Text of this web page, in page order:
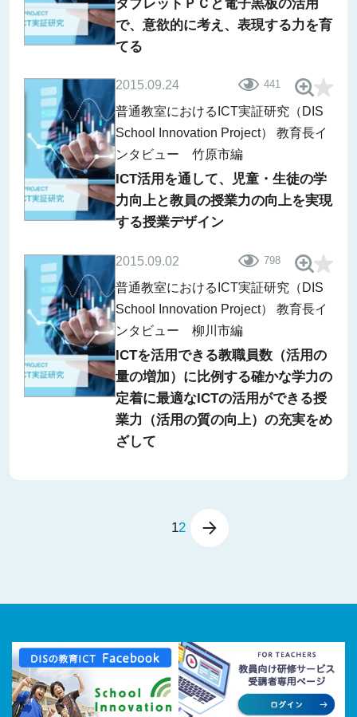
タブレットＰＣと電子黒板の活用
で、意欲的に考え、表現する力を育
てる
2015.09.24 441
普通教室におけるICT実証研究（DIS
School Innovation Project） 教育長イ
ンタビュー 竹原市編
ICT活用を通して、児童・生徒の学
力向上と教員の授業力の向上を実現
する授業デザイン
2015.09.02 798
普通教室におけるICT実証研究（DIS
School Innovation Project） 教育長イ
ンタビュー 柳川市編
ICTを活用できる教職員数（活用の
量の増加）に比例する確かな学力の
定着に最適なICTの活用ができる授
業力（活用の質の向上）の充実をめ
ざして
12